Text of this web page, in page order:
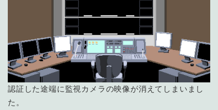
認証した途端に監視カメラの映像が消えてしまいまし
た。